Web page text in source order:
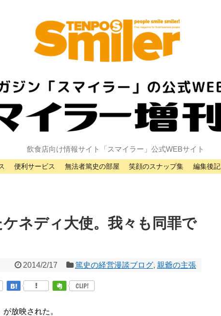
飲食店向け情報サイト「スマイラー」公式WEBサイト
便利サービス 無法者篤史の部屋 笑顔のスナップ集 編集後記
ネディ大使。我々も同罪で
2014/2/17 篤史の経営漫談ブログ, 親爺の主張
CLIP!
放映された。